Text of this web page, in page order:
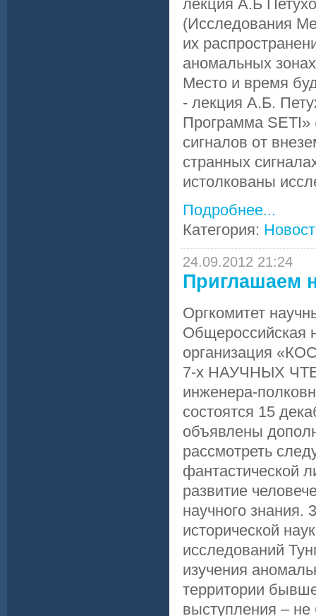
лекция А.Б
(Исследования
их
аномальных
Место и время
- лекция А.Б.
Программа SETI»
сигналов от
странных
истолкованы
Подробнее...
Категория:
24.09.2012 21:24
Приглашаем
Оргкомитет
Общероссийская
организация
7-х НАУЧНЫХ
инженера-
состоятся 15
объявлены
рассмотреть
фантастической
развитие
научного
исторической
исследований
изучения
территории
выступления –